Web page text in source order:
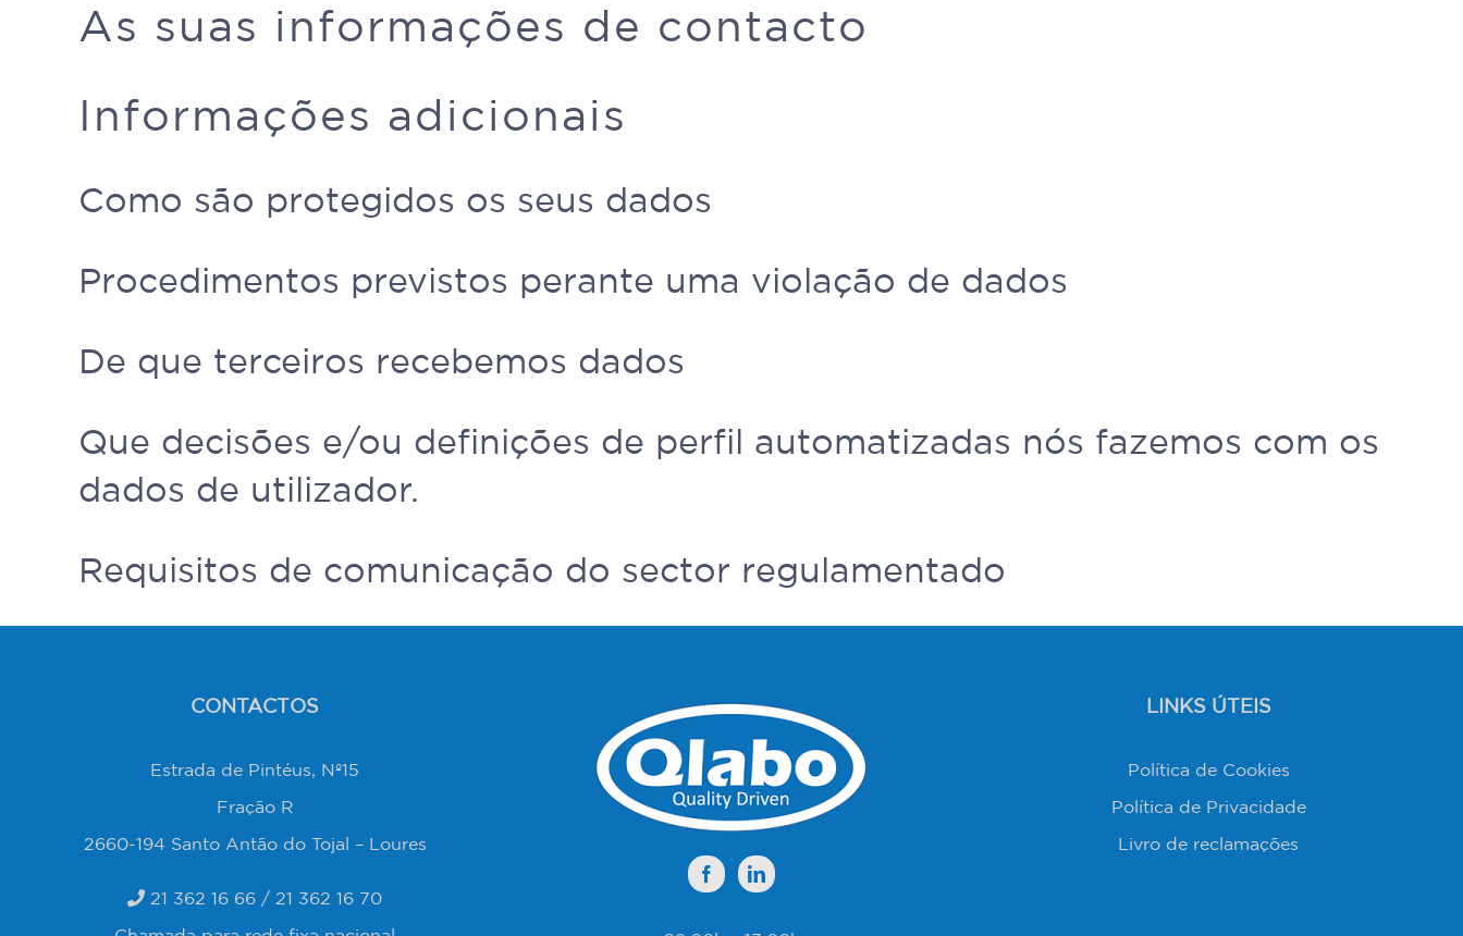
As suas informações de contacto
Informações adicionais
Como são protegidos os seus dados
Procedimentos previstos perante uma violação de dados
De que terceiros recebemos dados
Que decisões e/ou definições de perfil automatizadas nós fazemos com os
dados de utilizador.
Requisitos de comunicação do sector regulamentado
CONTACTOS
Estrada de Pintéus, Nº15
Fração R
2660-194 Santo Antão do Tojal – Loures
21 362 16 66 / 21 362 16 70
LINKS ÚTEIS
Política de Cookies
Política de Privacidade
Livro de reclamações